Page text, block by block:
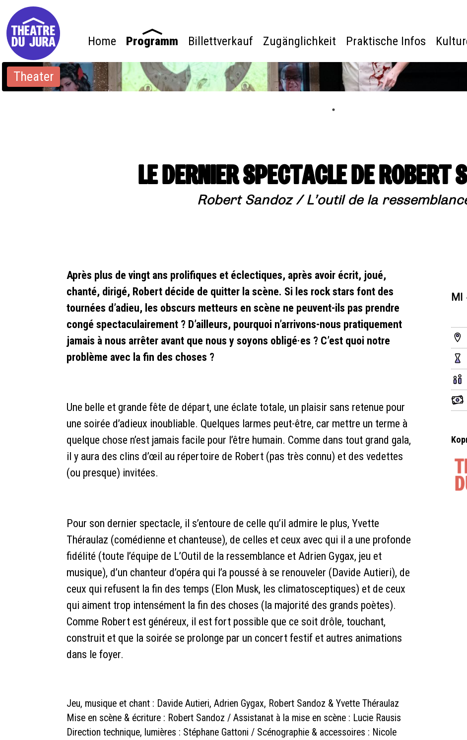
Home Programm Billettverkauf Zugänglichkeit Praktische Infos
Theater
LE DERNIER SPECTACLE DE ROBERT
Robert Sandoz / L’outil de la
Après plus de vingt ans prolifiques et éclectiques, après avoir écrit, joué,
chanté, dirigé, Robert décide de quitter la scène. Si les rock stars font des
tournées d’adieu, les obscurs metteurs en scène ne peuvent-ils pas prendre
congé spectaculairement ? D’ailleurs, pourquoi n’arrivons-nous pratiquement
jamais à nous arrêter avant que nous y soyons obligé·es ? C’est quoi notre
problème avec la fin des choses ?
Une belle et grande fête de départ, une éclate totale, un plaisir sans retenue pour
une soirée d’adieux inoubliable. Quelques larmes peut-être, car mettre un terme à
quelque chose n’est jamais facile pour l’être humain. Comme dans tout grand gala,
il y aura des clins d’œil au répertoire de Robert (pas très connu) et des vedettes
(ou presque) invitées.
Pour son dernier spectacle, il s’entoure de celle qu’il admire le plus, Yvette
Théraulaz (comédienne et chanteuse), de celles et ceux avec qui il a une profonde
fidélité (toute l’équipe de L’Outil de la ressemblance et Adrien Gygax, jeu et
musique), d’un chanteur d’opéra qui l’a poussé à se renouveler (Davide Autieri), de
ceux qui refusent la fin des temps (Elon Musk, les climatosceptiques) et de ceux
qui aiment trop intensément la fin des choses (la majorité des grands poètes).
Comme Robert est généreux, il est fort possible que ce soit drôle, touchant,
construit et que la soirée se prolonge par un concert festif et autres animations
dans le foyer.
Jeu, musique et chant : Davide Autieri, Adrien Gygax, Robert Sandoz & Yvette Théraulaz
Mise en scène & écriture : Robert Sandoz / Assistanat à la mise en scène : Lucie Rausis
Direction technique, lumières : Stéphane Gattoni / Scénographie & accessoires : Nicole
MI